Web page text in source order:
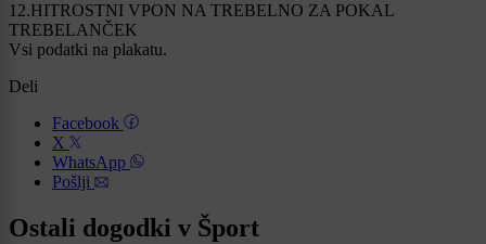
12.HITROSTNI VPON NA TREBELNO ZA POKAL
TREBELANČEK
Vsi podatki na plakatu.
Deli
Facebook
X
WhatsApp
Pošlji
Ostali dogodki v Šport